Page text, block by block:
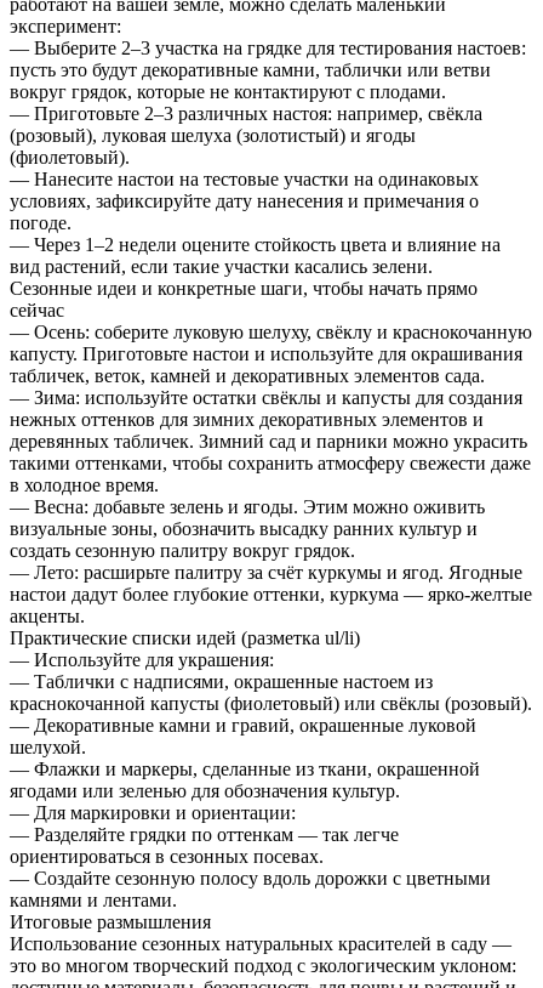
эксперимент:
— Выберите 2–3 участка на грядке для тестирования настоев:
пусть это будут декоративные камни, таблички или ветви
вокруг грядок, которые не контактируют с плодами.
— Приготовьте 2–3 различных настоя: например, свёкла
(розовый), луковая шелуха (золотистый) и ягоды
(фиолетовый).
— Нанесите настои на тестовые участки на одинаковых
условиях, зафиксируйте дату нанесения и примечания о
погоде.
— Через 1–2 недели оцените стойкость цвета и влияние на
вид растений, если такие участки касались зелени.
Сезонные идеи и конкретные шаги, чтобы начать прямо
сейчас
— Осень: соберите луковую шелуху, свёклу и краснокочанную
капусту. Приготовьте настои и используйте для окрашивания
табличек, веток, камней и декоративных элементов сада.
— Зима: используйте остатки свёклы и капусты для создания
нежных оттенков для зимних декоративных элементов и
деревянных табличек. Зимний сад и парники можно украсить
такими оттенками, чтобы сохранить атмосферу свежести даже
в холодное время.
— Весна: добавьте зелень и ягоды. Этим можно оживить
визуальные зоны, обозначить высадку ранних культур и
создать сезонную палитру вокруг грядок.
— Лето: расширьте палитру за счёт куркумы и ягод. Ягодные
настои дадут более глубокие оттенки, куркума — ярко-желтые
акценты.
Практические списки идей (разметка ul/li)
— Используйте для украшения:
— Таблички с надписями, окрашенные настоем из
краснокочанной капусты (фиолетовый) или свёклы (розовый).
— Декоративные камни и гравий, окрашенные луковой
шелухой.
— Флажки и маркеры, сделанные из ткани, окрашенной
ягодами или зеленью для обозначения культур.
— Для маркировки и ориентации:
— Разделяйте грядки по оттенкам — так легче
ориентироваться в сезонных посевах.
— Создайте сезонную полосу вдоль дорожки с цветными
камнями и лентами.
Итоговые размышления
Использование сезонных натуральных красителей в саду —
это во многом творческий подход с экологическим уклоном: